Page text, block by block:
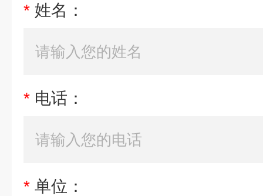
* 姓名：
* 电话：
* 单位：